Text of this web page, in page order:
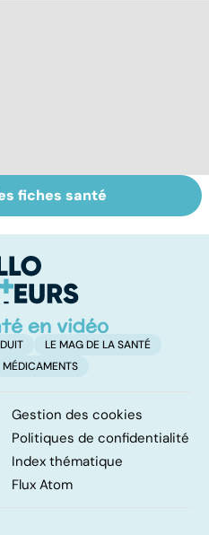
Inflammation des
amygdales : que
d'angine ?
fiches santé
LE MAG DE LA SANTÉ
MÉDICAMENTS
Gestion des cookies
Politiques de confidentialité
Index thématique
Flux Atom